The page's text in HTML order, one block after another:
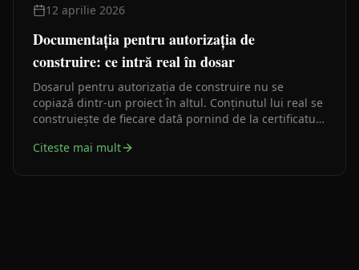
12 aprilie 2026
Documentația pentru autorizația de
construire: ce intră real în dosar
Dosarul pentru autorizația de construire nu se
copiază dintr-un proiect în altul. Conținutul lui real se
construiește de fiecare dată pornind de la certificatul
la tipul lucrării.
Citeste mai mult